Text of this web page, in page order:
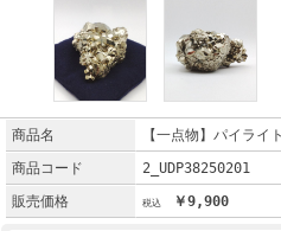
商品名
【一点物】パイライ
商品コード
2_UDP38250201
販売価格
￥9,900